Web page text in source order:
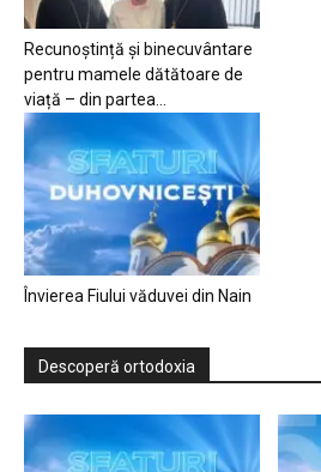
Recunoștință și binecuvântare
pentru mamele dătătoare de
viață – din partea...
Învierea Fiului văduvei din Nain
Descoperă ortodoxia